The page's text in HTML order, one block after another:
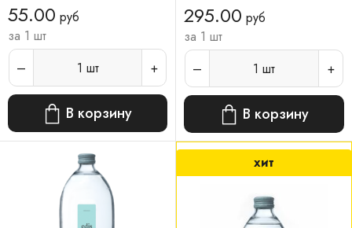
55.00 руб
за 1 шт
1 шт
В корзину
295.00 руб
за 1 шт
1 шт
В корзину
хит